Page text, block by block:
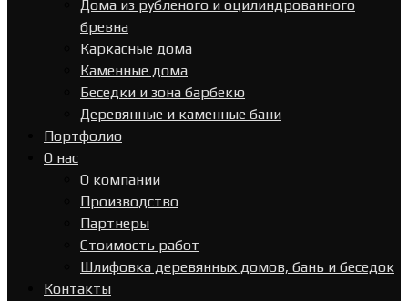
Дома из рубленого и оцилиндрованного
бревна
Каркасные дома
Каменные дома
Беседки и зона барбекю
Деревянные и каменные бани
Портфолио
О нас
О компании
Производство
Партнеры
Стоимость работ
Шлифовка деревянных домов, бань и беседок
Контакты